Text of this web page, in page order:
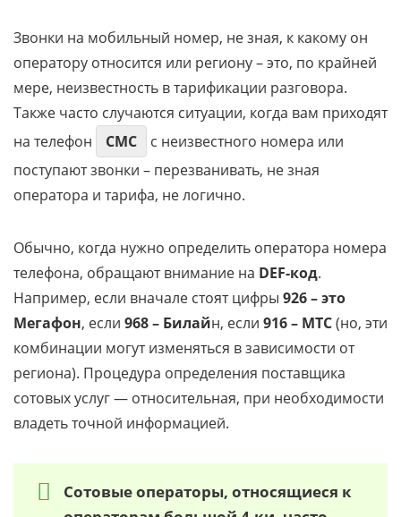
Звонки на мобильный номер, не зная, к какому он
оператору относится или региону – это, по крайней
мере, неизвестность в тарификации разговора.
Также часто случаются ситуации, когда вам приходят
на телефон
СМС
с неизвестного номера или
поступают звонки – перезванивать, не зная
оператора и тарифа, не логично.
Обычно, когда нужно определить оператора номера
телефона, обращают внимание на DEF-код.
Например, если вначале стоят цифры 926 – это
Мегафон, если 968 – Билайн, если 916 – МТС(но, эти
комбинации могут изменяться в зависимости от
региона). Процедура определения поставщика
сотовых услуг — относительная, при необходимости
владеть точной информацией.
Сотовые операторы, относящиеся к